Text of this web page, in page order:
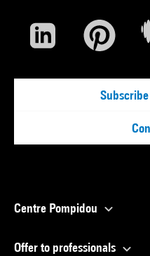
Centre Pompidou
Offer to professionals